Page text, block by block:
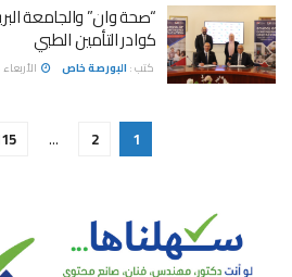
“صحة وان” والجامعة
كوادر التأمين الطبي
كتب : البورصة خاص الأربعاء 24 يونيو 2026
1
2
…